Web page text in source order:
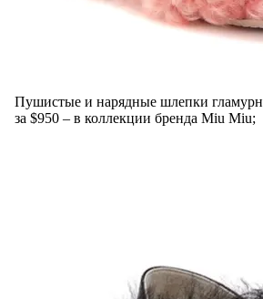
Пушистые и нарядные шлепки
за $950 – в коллекции бренда Miu Miu;